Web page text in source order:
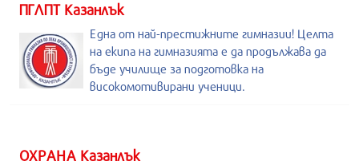
ПГЛПТ Казанлък
Една от най-престижните гимназии! Целта
на екипа на гимназията е да продължава да
бъде училище за подготовка на
високомотивирани ученици.
ОХРАНА Казанлък